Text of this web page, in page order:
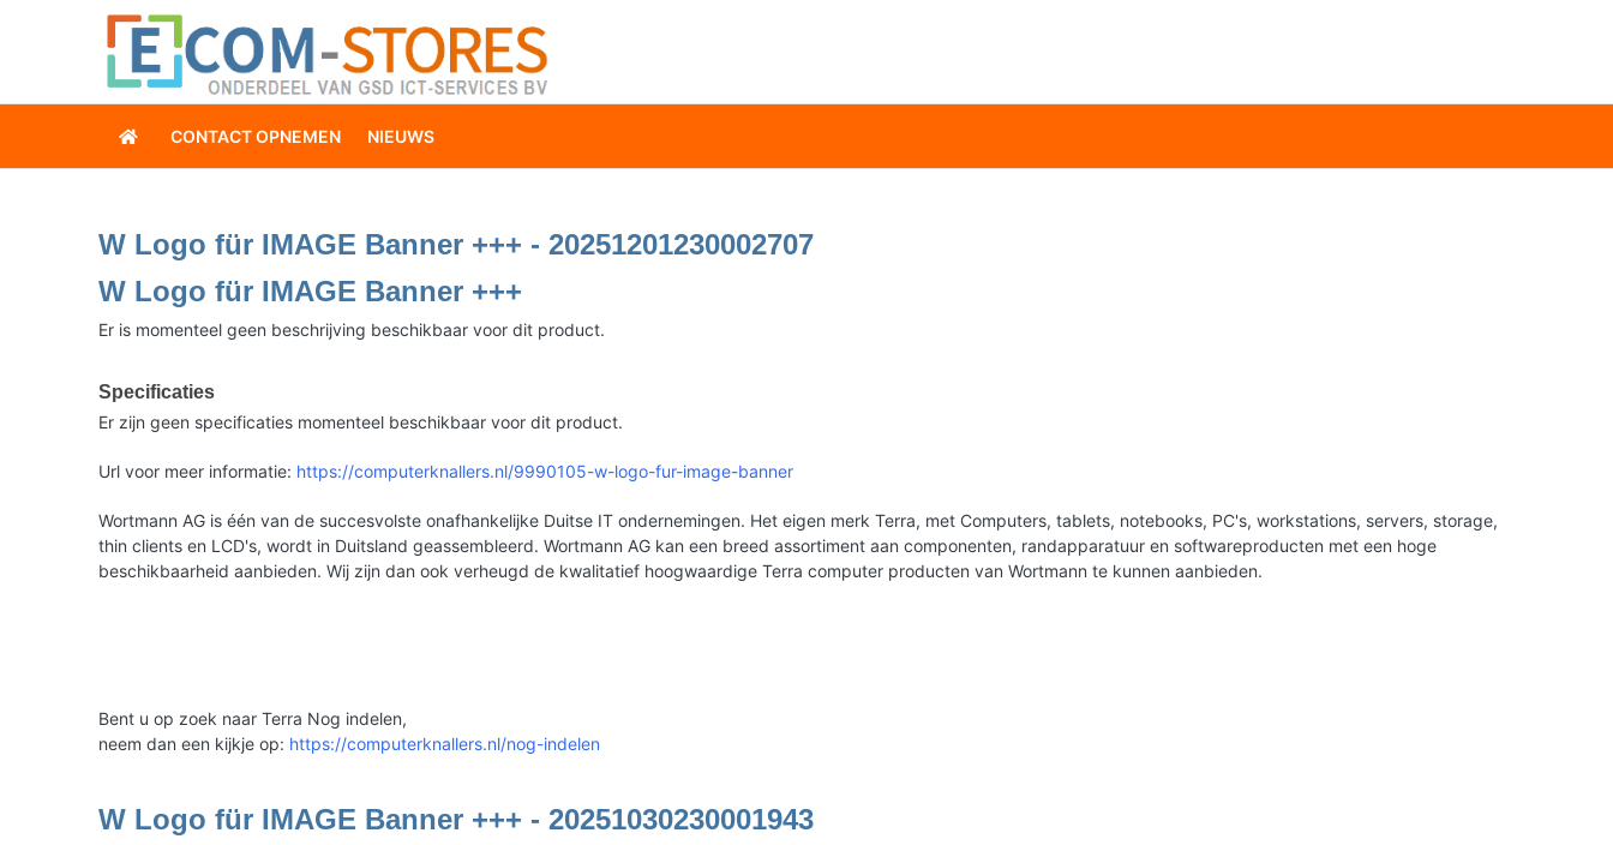
CONTACT OPNEMEN NIEUWS
W Logo für IMAGE Banner +++ - 20251201230002707
W Logo für IMAGE Banner +++
Er is momenteel geen beschrijving beschikbaar voor dit product.
Specificaties
Er zijn geen specificaties momenteel beschikbaar voor dit product.
Url voor meer informatie: https://computerknallers.nl/9990105-w-logo-fur-image-banner
Wortmann AG is één van de succesvolste onafhankelijke Duitse IT ondernemingen. Het eigen merk Terra, met Computers, tablets, notebooks, PC's, workstations, servers, storage,
thin clients en LCD's, wordt in Duitsland geassembleerd. Wortmann AG kan een breed assortiment aan componenten, randapparatuur en softwareproducten met een hoge
beschikbaarheid aanbieden. Wij zijn dan ook verheugd de kwalitatief hoogwaardige Terra computer producten van Wortmann te kunnen aanbieden.
Bent u op zoek naar Terra Nog indelen,
neem dan een kijkje op: https://computerknallers.nl/nog-indelen
W Logo für IMAGE Banner +++ - 20251030230001943